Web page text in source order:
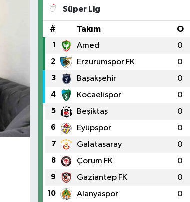
Süper Lig
# Takım O
1 Amed 0
2 Erzurumspor FK 0
3 Başakşehir 0
4 Kocaelispor 0
5 Beşiktaş 0
6 Eyüpspor 0
7 Galatasaray 0
8 Çorum FK 0
9 Gaziantep FK 0
10 Alanyaspor 0